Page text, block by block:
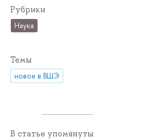
Рубрики
Наука
Темы
новое в ВШЭ
В статье упомянуты